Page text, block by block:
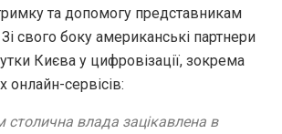
та допомогу представникам
свого боку американські партнери
Києва у цифровізації, зокрема
онлайн-сервісів:
столична влада зацікавлена в